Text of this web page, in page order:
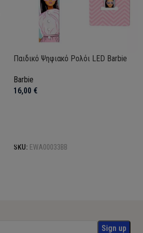
Παιδικό Ψηφιακό Ρολόι LED Barbie
Barbie
16,00 €
SKU: EWA00033BB